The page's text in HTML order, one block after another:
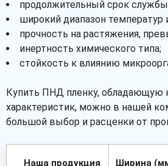
продолжительный срок
широкий диапазон температур
прочность на растяжения,
инертность химического типа;
стойкость к влиянию
Купить ПНД пленку, обладающую
характеристик, можно в нашей
большой выбор и расценки от
Наша продукция Ширина